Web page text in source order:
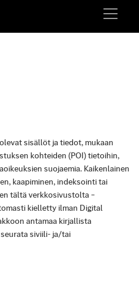
sisällöt ja tiedot, mukaan
kohteiden (POI) tietoihin,
suojaemia. Kaikenlainen
kaapiminen, indeksointi tai
tältä verkkosivustolta –
kielletty ilman Digital
antamaa kirjallista
siviili- ja/tai